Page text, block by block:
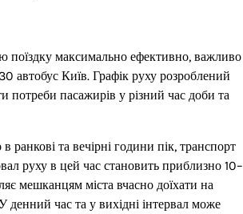
поїздку максимально ефективно, важливо
автобус Київ. Графік руху розроблений
потреби пасажирів у різний час доби та
ранкові та вечірні години пік, транспорт
руху в цей час становить приблизно 10–
мешканцям міста вчасно доїхати на
денний час та у вихідні інтервал може